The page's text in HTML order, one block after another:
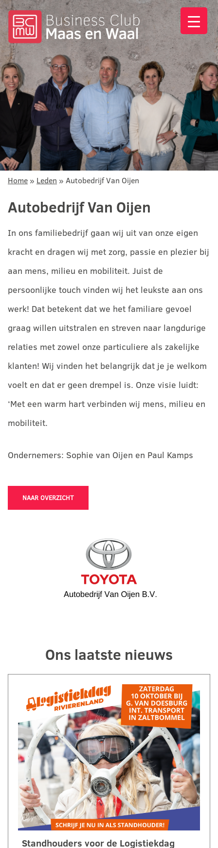
Home » Leden » Autobedrijf Van Oijen
Autobedrijf Van Oijen
In ons familiebedrijf gaan wij uit van onze eigen
kracht en dragen wij met zorg, passie en plezier bij
aan mens, milieu en mobiliteit. Juist de
persoonlijke touch vinden wij het leukste aan ons
werk! Dat betekent dat we het familiare gevoel
graag willen uitstralen en streven naar langdurige
relaties met zowel onze particuliere als zakelijke
klanten! Wij vinden het belangrijk dat je je welkom
voelt en dat er geen drempel is. Onze visie luidt:
‘Met een warm hart verbinden wij mens, milieu en
mobiliteit.
Ondernemers: Sophie van Oijen en Paul Kamps
NAAR OVERZICHT
Ons laatste nieuws
Standhouders voor de Logistiekdag